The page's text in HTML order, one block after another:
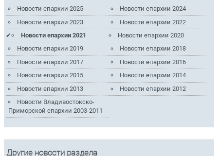
Новости епархии 2025
Новости епархии 2024
Новости епархии 2023
Новости епархии 2022
Новости епархии 2021
Новости епархии 2020
Новости епархии 2019
Новости епархии 2018
Новости епархии 2017
Новости епархии 2016
Новости епархии 2015
Новости епархии 2014
Новости епархии 2013
Новости епархии 2012
Новости Владивостокско-
Приморской епархии 2003-2011
Другие новости раздела